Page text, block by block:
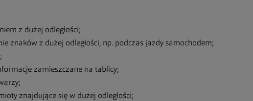
z dużej odległości;
znaków z dużej odległości, np. podczas jazdy samochodem;
zamieszczane na tablicy;
znajdujące się w dużej odległości;